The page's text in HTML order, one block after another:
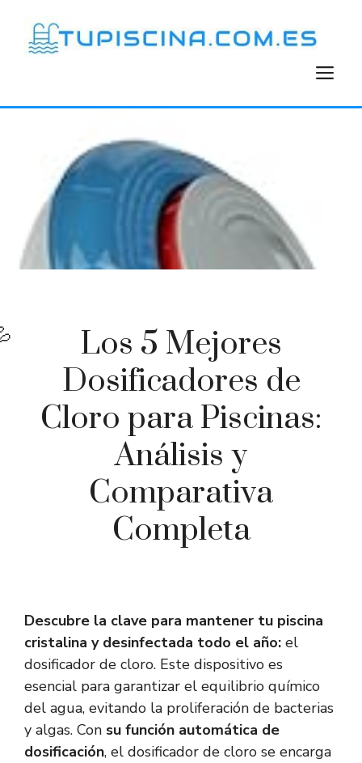
contenido
Los 5 Mejores
Dosificadores de
Cloro para Piscinas:
Análisis y
Comparativa
Completa
Descubre la clave para mantener tu piscina
cristalina y desinfectada todo el año: el
dosificador de cloro. Este dispositivo es
esencial para garantizar el equilibrio químico
del agua, evitando la proliferación de bacterias
y algas. Con su función automática de
dosificación, el dosificador de cloro se encarga